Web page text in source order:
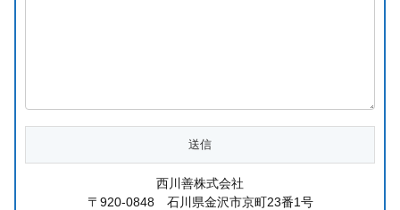
西川善株式会社
〒920-0848 石川県金沢市京町23番1号